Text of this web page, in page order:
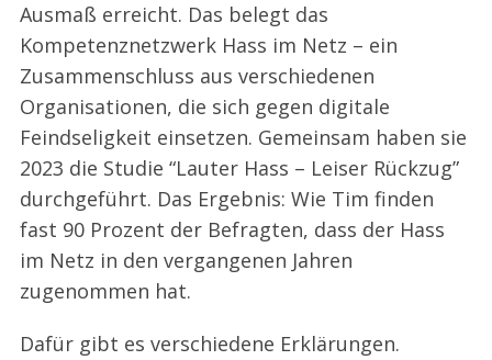
Ausmaß erreicht. Das belegt das
Kompetenznetzwerk Hass im Netz – ein
Zusammenschluss aus verschiedenen
Organisationen, die sich gegen digitale
Feindseligkeit einsetzen. Gemeinsam haben sie
2023 die Studie “Lauter Hass – Leiser Rückzug”
durchgeführt. Das Ergebnis: Wie Tim finden
fast 90 Prozent der Befragten, dass der Hass
im Netz in den vergangenen Jahren
zugenommen hat.
Dafür gibt es verschiedene Erklärungen.